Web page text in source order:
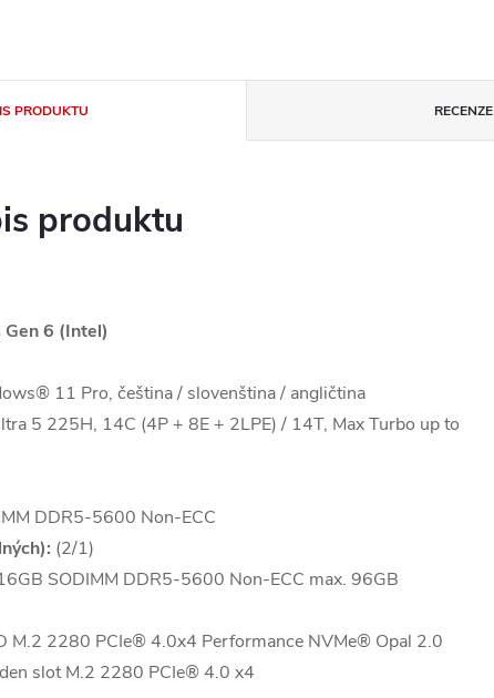
PRODUKTU RECENZE
produktu
6 (Intel)
11 Pro, čeština / slovenština / angličtina
5 225H, 14C (4P + 8E + 2LPE) / 14T, Max Turbo up to
DDR5-5600 Non-ECC
(2/1)
SODIMM DDR5-5600 Non-ECC max. 96GB
M.2 2280 PCIe® 4.0x4 Performance NVMe® Opal 2.0
slot M.2 2280 PCIe® 4.0 x4